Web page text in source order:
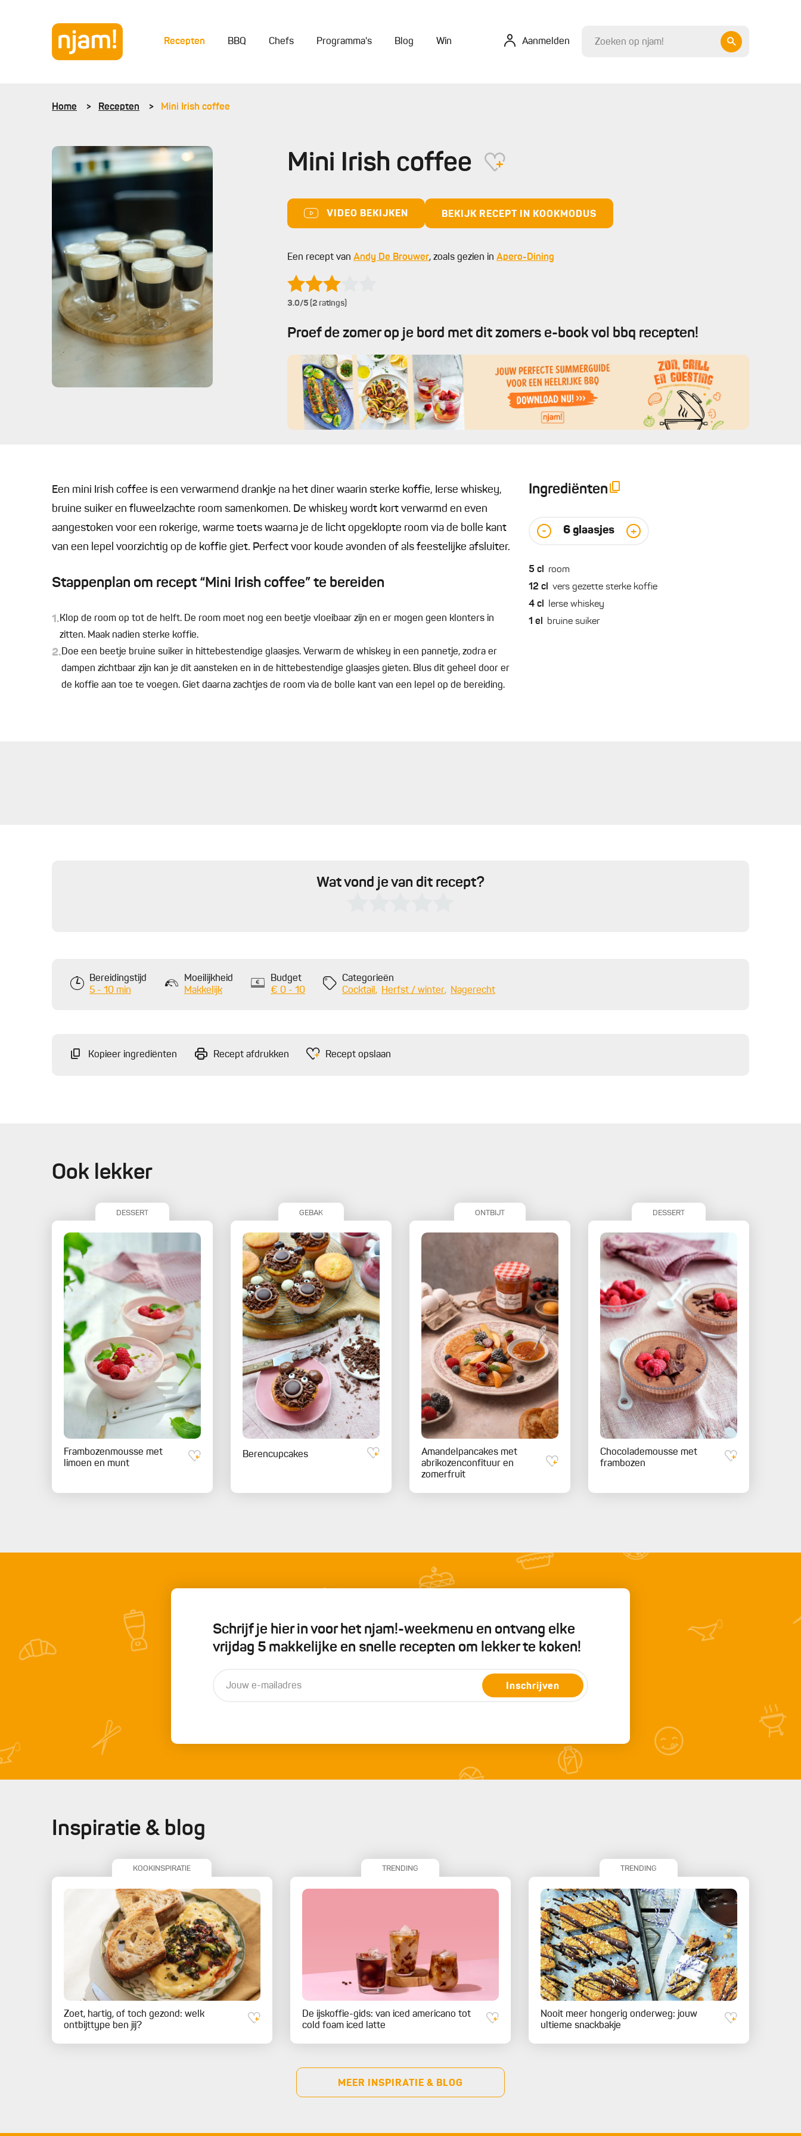
Recepten BBQ Chefs Programma's Blog Win Aanmelden
Home Recepten Mini Irish coffee
Mini Irish coffee
VIDEO BEKIJKEN BEKIJK RECEPT IN KOOKMODUS
Een recept van Andy De Brouwer, zoals gezien in Apero-Dining
3.0/5 (2 ratings)
Proef de zomer op je bord met dit zomers e-book vol bbq recepten!
Ingrediënten
- 6 glaasjes +
5 cl room
12 cl vers gezette sterke koffie
4 cl Ierse whiskey
1 el bruine suiker
Een mini Irish coffee is een verwarmend drankje na het diner waarin sterke koffie, Ierse whiskey,
bruine suiker en fluweelzachte room samenkomen. De whiskey wordt kort verwarmd en even
aangestoken voor een rokerige, warme toets waarna je de licht opgeklopte room via de bolle kant
van een lepel voorzichtig op de koffie giet. Perfect voor koude avonden of als feestelijke afsluiter.
Stappenplan om recept “Mini Irish coffee” te bereiden
1.Klop de room op tot de helft. De room moet nog een beetje vloeibaar zijn en er mogen geen klonters in
zitten. Maak nadien sterke koffie.
2.Doe een beetje bruine suiker in hittebestendige glaasjes. Verwarm de whiskey in een pannetje, zodra er
dampen zichtbaar zijn kan je dit aansteken en in de hittebestendige glaasjes gieten. Blus dit geheel door er
de koffie aan toe te voegen. Giet daarna zachtjes de room via de bolle kant van een lepel op de bereiding.
Wat vond je van dit recept?
Bereidingstijd
5 - 10 min
Moeilijkheid
Makkelijk
Budget
€ 0 - 10
Categorieën
Cocktail
Herfst / winter Nagerecht
Kopieer ingrediënten Recept afdrukken Recept opslaan
Ook lekker
DESSERT
Frambozenmousse met
limoen en munt
GEBAK
Berencupcakes
ONTBIJT
Amandelpancakes met
abrikozenconfituur en
zomerfruit
DESSERT
Chocolademousse met
frambozen
Schrijf je hier in voor het njam!-weekmenu en ontvang elke
vrijdag 5 makkelijke en snelle recepten om lekker te koken!
Inschrijven
Inspiratie & blog
KOOKINSPIRATIE
Zoet, hartig, of toch gezond: welk
ontbijttype ben jij?
TRENDING
De ijskoffie-gids: van iced americano tot
cold foam iced latte
TRENDING
Nooit meer hongerig onderweg: jouw
ultieme snackbakje
MEER INSPIRATIE & BLOG